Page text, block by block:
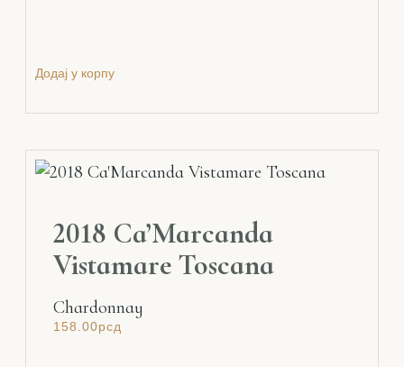
Додај у корпу
2018 Ca’Marcanda
Vistamare Toscana
Chardonnay
158.00рсд